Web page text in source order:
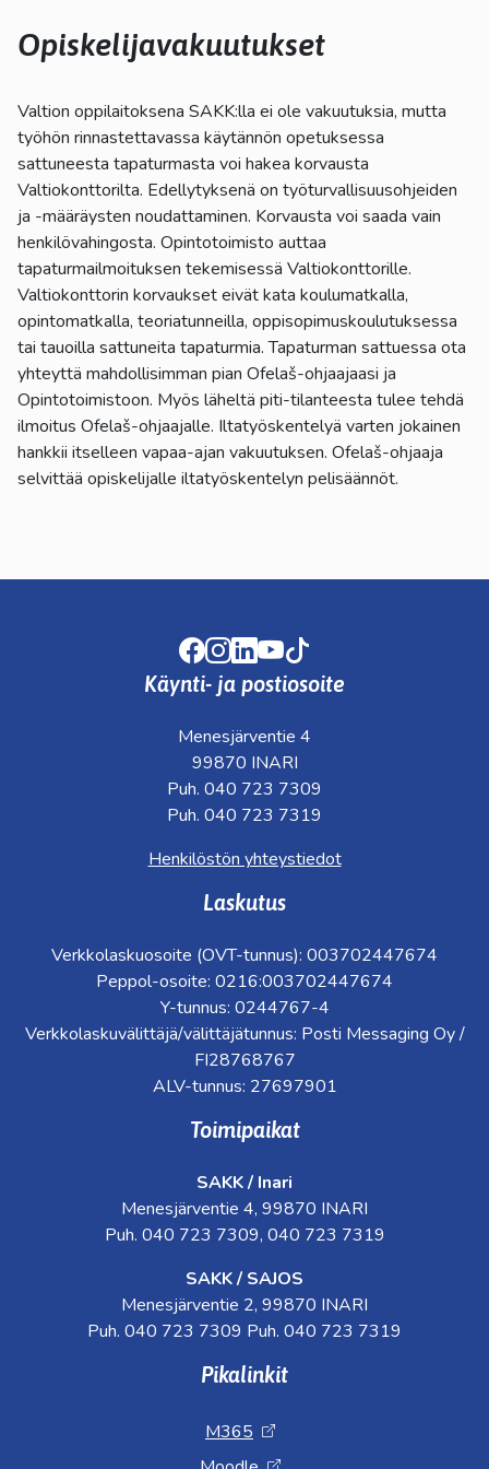
ja
pyyhkäisyliikkeitä.
Opiskelijavakuutukset
Valtion oppilaitoksena SAKK:lla ei ole vakuutuksia, mutta
työhön rinnastettavassa käytännön opetuksessa
sattuneesta tapaturmasta voi hakea korvausta
Valtiokonttorilta. Edellytyksenä on työturvallisuusohjeiden
ja -määräysten noudattaminen. Korvausta voi saada vain
henkilövahingosta. Opintotoimisto auttaa
tapaturmailmoituksen tekemisessä Valtiokonttorille.
Valtiokonttorin korvaukset eivät kata koulumatkalla,
opintomatkalla, teoriatunneilla, oppisopimuskoulutuksessa
tai tauoilla sattuneita tapaturmia. Tapaturman sattuessa ota
yhteyttä mahdollisimman pian Ofelaš-ohjaajaasi ja
Opintotoimistoon. Myös läheltä piti-tilanteesta tulee tehdä
ilmoitus Ofelaš-ohjaajalle. Iltatyöskentelyä varten jokainen
hankkii itselleen vapaa-ajan vakuutuksen. Ofelaš-ohjaaja
selvittää opiskelijalle iltatyöskentelyn pelisäännöt.
Facebook
Instagram
LinkedIn
Youtube
Käynti- ja postiosoite
Menesjärventie 4
99870 INARI
Puh. 040 723 7309
Puh. 040 723 7319
Henkilöstön yhteystiedot
Laskutus
Verkkolaskuosoite (OVT-tunnus): 003702447674
Peppol-osoite: 0216:003702447674
Y-tunnus: 0244767-4
Verkkolaskuvälittäjä/välittäjätunnus: Posti Messaging Oy /
FI28768767
ALV-tunnus: 27697901
Toimipaikat
SAKK / Inari
Menesjärventie 4, 99870 INARI
Puh. 040 723 7309, 040 723 7319
SAKK / SAJOS
Menesjärventie 2, 99870 INARI
Puh. 040 723 7309 Puh. 040 723 7319
Pikalinkit
M365